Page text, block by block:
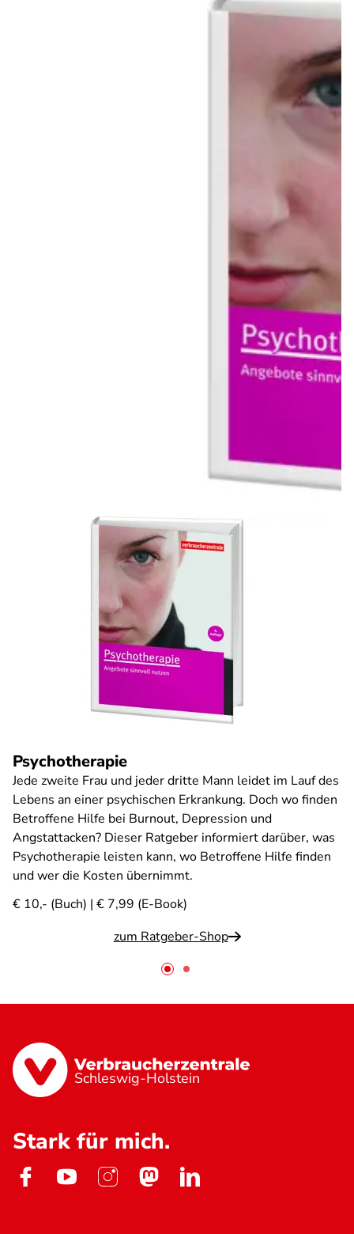
Psychotherapie
Jede zweite Frau und jeder dritte Mann leidet im Lauf des
Lebens an einer psychischen Erkrankung. Doch wo finden
Betroffene Hilfe bei Burnout, Depression und
Angstattacken? Dieser Ratgeber informiert darüber, was
Psychotherapie leisten kann, wo Betroffene Hilfe finden
und wer die Kosten übernimmt.
€ 10,- (Buch) | € 7,99 (E-Book)
zum Ratgeber-Shop
Schleswig-Holstein
Stark für mich.